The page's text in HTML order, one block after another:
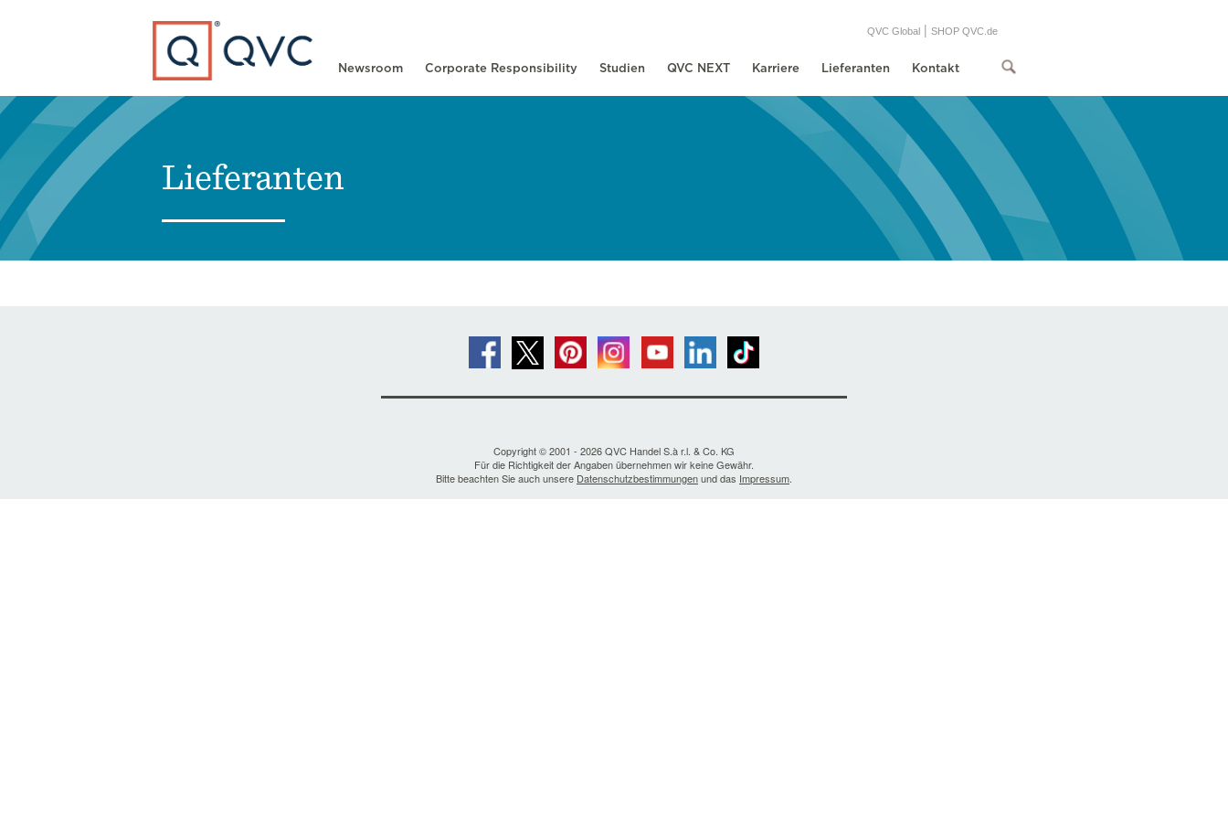
Newsroom Corporate Responsibility Studien QVC NEXT Karriere Lieferanten Kontakt
QVC Global | SHOP QVC.de
Type to search
Lieferanten
Copyright © 2001 - 2026 QVC Handel S.à r.l. & Co. KG
Für die Richtigkeit der Angaben übernehmen wir keine Gewähr.
Bitte beachten Sie auch unsere Datenschutzbestimmungenund das Impressum.